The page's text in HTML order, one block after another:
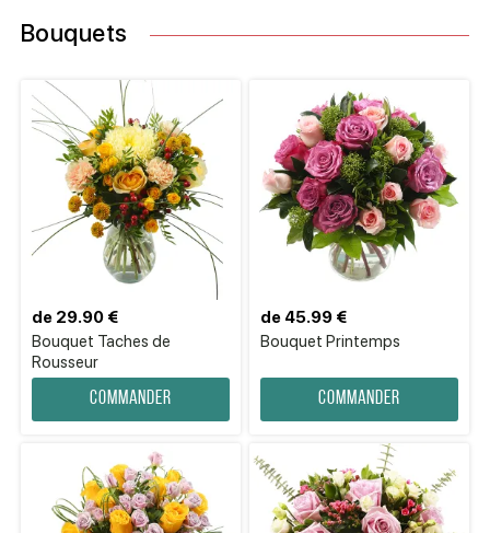
Bouquets
Bouquet Taches de
Rousseur
de 29.90 €
Commander
Bouquet Printemps
de 45.99 €
Commander